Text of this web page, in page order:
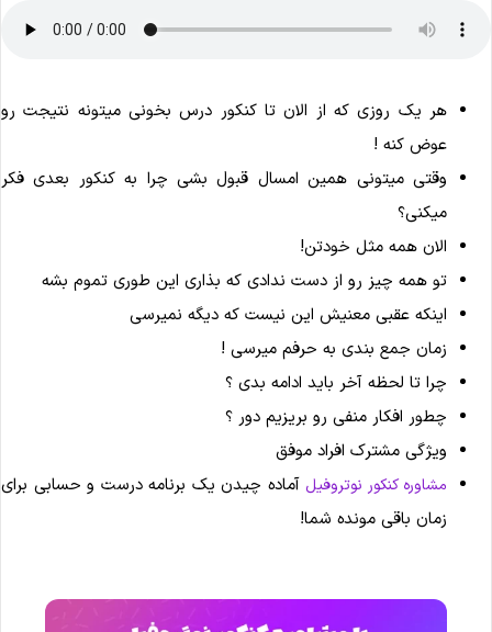
هر یک روزی که از الان تا کنکور درس بخونی میتونه نتیجت رو
عوض کنه !
وقتی میتونی همین امسال قبول بشی چرا به کنکور بعدی فکر
میکنی؟
الان همه مثل خودتن!
تو همه چیز رو از دست ندادی که بذاری این طوری تموم بشه
اینکه عقبی معنیش این نیست که دیگه نمیرسی
زمان جمع بندی به حرفم میرسی !
چرا تا لحظه آخر باید ادامه بدی ؟
چطور افکار منفی رو بریزیم دور ؟
ویژگی مشترک افراد موفق
مشاوره کنکور نوتروفیلآماده چیدن یک برنامه درست و حسابی برای
زمان باقی مونده شما!